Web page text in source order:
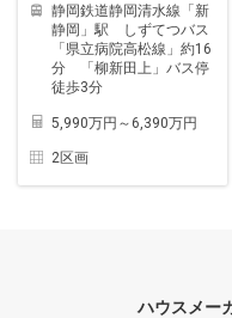
静岡鉄道静岡清水線「新
静岡」駅 しずてつバス
「県立病院高松線」約16
分 「柳新田上」バス停
徒歩3分
5,990万円～6,390万円
2区画
ハウスメー